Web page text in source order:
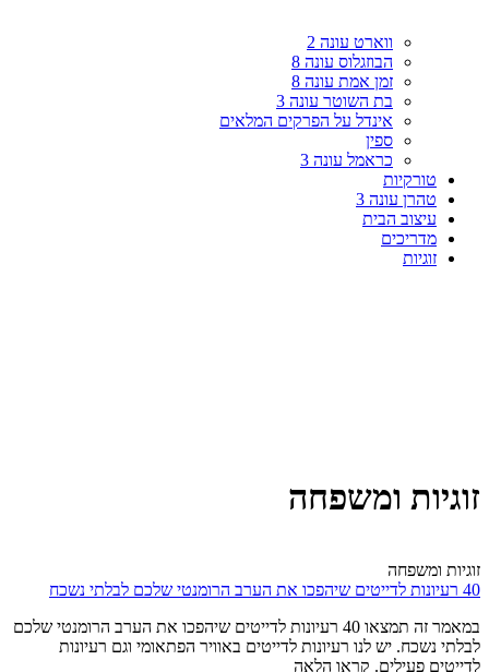
ווארט עונה 2
הבוזגלוס עונה 8
זמן אמת עונה 8
בת השוטר עונה 3
אינדל על הפרקים המלאים
ספין
כראמל עונה 3
טורקיות
טהרן עונה 3
עיצוב הבית
מדריכים
זוגיות
זוגיות ומשפחה
זוגיות ומשפחה
40 רעיונות לדייטים שיהפכו את הערב הרומנטי שלכם לבלתי נשכח
במאמר זה תמצאו 40 רעיונות לדייטים שיהפכו את הערב הרומנטי שלכם
לבלתי נשכח. יש לנו רעיונות לדייטים באוויר הפתאומי וגם רעיונות
לדייטים פעילים. קראו הלאה